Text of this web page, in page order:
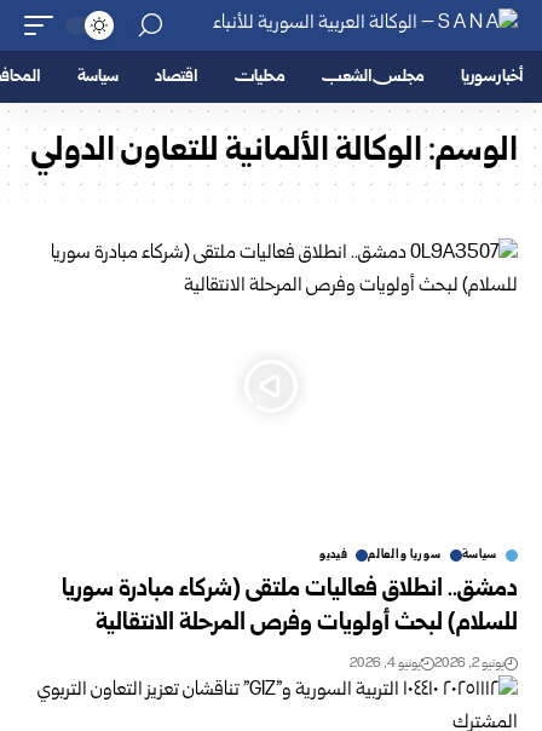
أخبار سوريا مجلس الشعب محليات اقتصاد سياسة
الوسم:الوكالة الألمانية للتعاون الدولي
سياسة سوريا والعالم فيديو
دمشق.. انطلاق فعاليات ملتقى (شركاء مبادرة سوريا
للسلام) لبحث أولويات ‌‏وفرص المرحلة الانتقالية
يونيو 2, 2026 يونيو 4, 2026